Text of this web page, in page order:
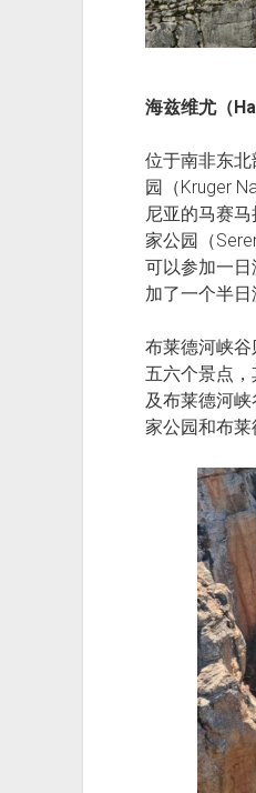
海兹维尤（
位于南非东
园（Kruger
尼亚的马赛
家公园（
可以参加一
加了一个半日
布莱德河峡
五六个景点
及布莱德河
家公园和布莱